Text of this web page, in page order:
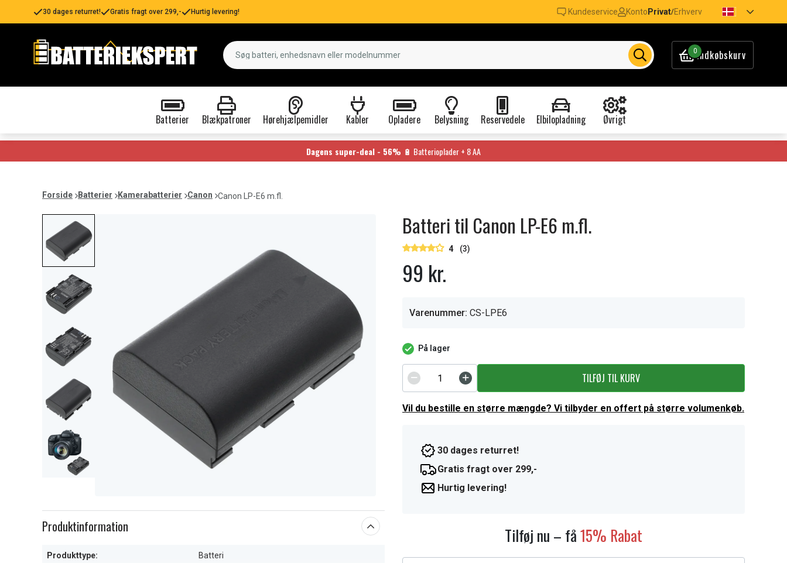
30 dages returret! Gratis fragt over 299,- Hurtig levering! Kundeservice Konto Privat/Erhverv
0Indkøbskurv
Batterier Blækpatroner Hørehjælpemidler Kabler Opladere Belysning Reservedele Elbilopladning Øvrigt
Dagens super-deal - 56% 🔋 Batterioplader + 8 AA
Forside Batterier Kamerabatterier Canon Canon LP-E6 m.fl.
of
Produktinformation
Produkttype: Batteri
Batteri til Canon LP-E6 m.fl.
4 (3)
99 kr.
Varenummer: CS-LPE6
På lager
TILFØJ TIL KURV
Vil du bestille en større mængde? Vi tilbyder en offert på større volumenkøb.
30 dages returret!
Gratis fragt over 299,-
Hurtig levering!
Tilføj nu – få15% Rabat